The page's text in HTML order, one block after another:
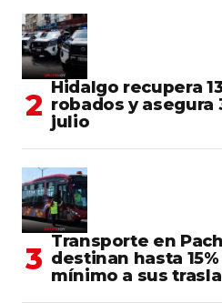
Hidalgo recupera
robados y asegura
julio
Transporte en
destinan hasta
mínimo a sus